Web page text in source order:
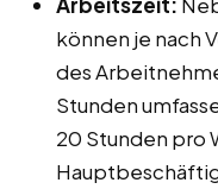
können je nach
des
Stunden
20 Stunden pro